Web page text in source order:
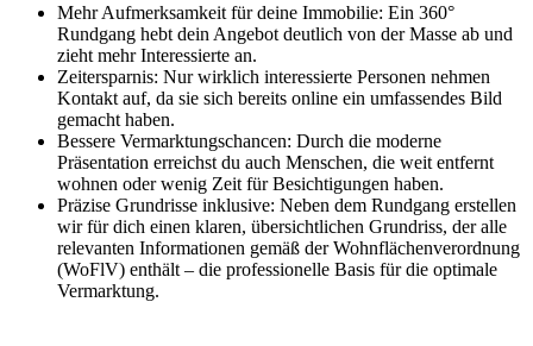
Mehr Aufmerksamkeit für deine Immobilie: Ein 360°
Rundgang hebt dein Angebot deutlich von der Masse ab und
zieht mehr Interessierte an.
Zeitersparnis: Nur wirklich interessierte Personen nehmen
Kontakt auf, da sie sich bereits online ein umfassendes Bild
gemacht haben.
Bessere Vermarktungschancen: Durch die moderne
Präsentation erreichst du auch Menschen, die weit entfernt
wohnen oder wenig Zeit für Besichtigungen haben.
Präzise Grundrisse inklusive: Neben dem Rundgang erstellen
wir für dich einen klaren, übersichtlichen Grundriss, der alle
relevanten Informationen gemäß der Wohnflächenverordnung
(WoFlV) enthält – die professionelle Basis für die optimale
Vermarktung.